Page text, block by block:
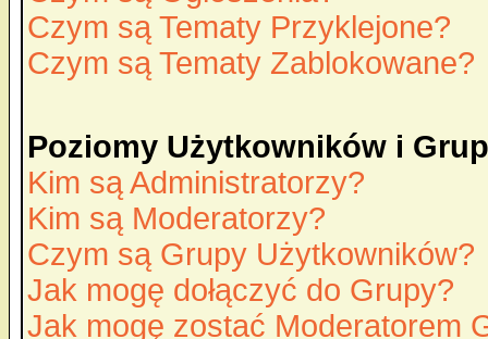
Czym są Tematy Przyklejone?
Czym są Tematy Zablokowane?
Poziomy Użytkowników i
Kim są Administratorzy?
Kim są Moderatorzy?
Czym są Grupy Użytkowników?
Jak mogę dołączyć do Grupy?
Jak mogę zostać Moderatorem